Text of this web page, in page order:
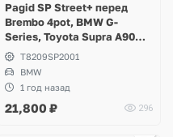
Pagid SP Street+ перед
Brembo 4pot, BMW G-
Series, Toyota Supra A90
mk3T8209SP2001
BMW
1 год назад
21,800 ₽ 296